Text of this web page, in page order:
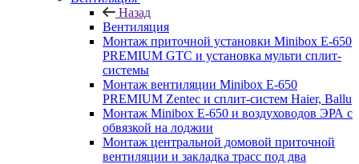
Назад
Вентиляция
Монтаж приточной установки Minibox E-650
PREMIUM GTC и установка мульти сплит-
системы
Монтаж вентиляции Minibox E-650
PREMIUM Zentec и сплит-систем Haier, Ballu
Монтаж Minibox E-650 и воздуховодов ЭРА с
обвязкой на лоджии
Монтаж центральной домовой приточной
вентиляции и закладка трасс под два